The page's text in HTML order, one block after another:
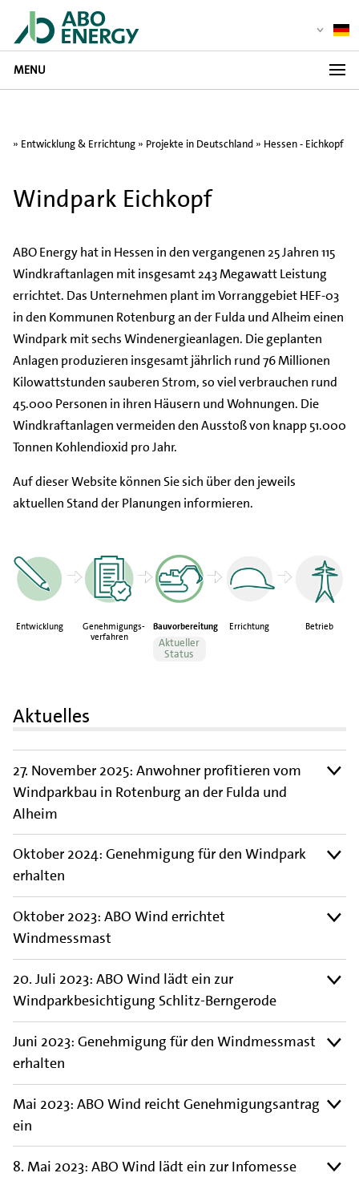
MENU
» Entwicklung & Errichtung » Projekte in Deutschland » Hessen - Eichkopf
Windpark Eichkopf
ABO Energy hat in Hessen in den vergangenen 25 Jahren 115
Windkraftanlagen mit insgesamt 243 Megawatt Leistung
errichtet. Das Unternehmen plant im Vorranggebiet HEF-03
in den Kommunen Rotenburg an der Fulda und Alheim einen
Windpark mit sechs Windenergieanlagen. Die geplanten
Anlagen produzieren insgesamt jährlich rund 76 Millionen
Kilowattstunden sauberen Strom, so viel verbrauchen rund
45.000 Personen in ihren Häusern und Wohnungen. Die
Windkraftanlagen vermeiden den Ausstoß von knapp 51.000
Tonnen Kohlendioxid pro Jahr.
Auf dieser Website können Sie sich über den jeweils
aktuellen Stand der Planungen informieren.
Entwicklung
Genehmigungs-
verfahren
Bauvorbereitung
Aktueller
Status
Errichtung Betrieb
Aktuelles
27. November 2025: Anwohner profitieren vom
Windparkbau in Rotenburg an der Fulda und
Alheim
Oktober 2024: Genehmigung für den Windpark
erhalten
Oktober 2023: ABO Wind errichtet
Windmessmast
20. Juli 2023: ABO Wind lädt ein zur
Windparkbesichtigung Schlitz-Berngerode
Juni 2023: Genehmigung für den Windmessmast
erhalten
Mai 2023: ABO Wind reicht Genehmigungsantrag
ein
8. Mai 2023: ABO Wind lädt ein zur Infomesse